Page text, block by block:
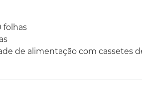
folhas
de alimentação com cassetes